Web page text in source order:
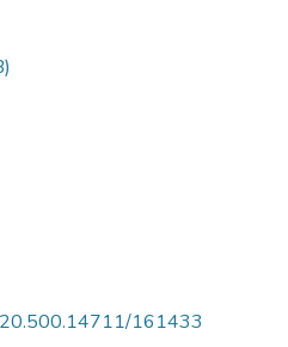
20.500.14711/161433